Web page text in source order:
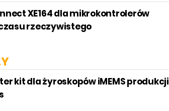
XE164 dla mikrokontrolerów
rzeczywistego
kit dla żyroskopów iMEMS produkcji